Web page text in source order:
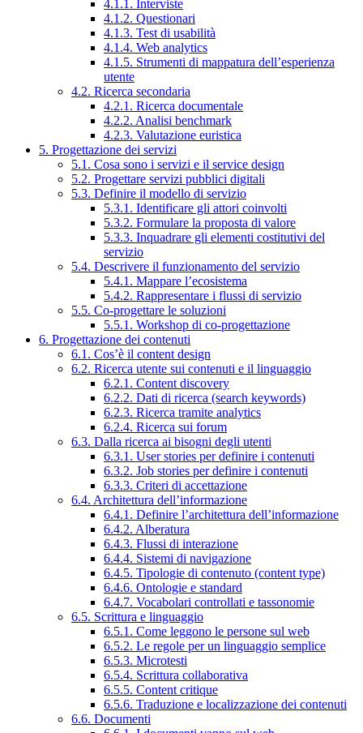
4.1.1. Interviste
4.1.2. Questionari
4.1.3. Test di usabilità
4.1.4. Web analytics
4.1.5. Strumenti di mappatura dell’esperienza
utente
4.2. Ricerca secondaria
4.2.1. Ricerca documentale
4.2.2. Analisi benchmark
4.2.3. Valutazione euristica
5. Progettazione dei servizi
5.1. Cosa sono i servizi e il service design
5.2. Progettare servizi pubblici digitali
5.3. Definire il modello di servizio
5.3.1. Identificare gli attori coinvolti
5.3.2. Formulare la proposta di valore
5.3.3. Inquadrare gli elementi costitutivi del
servizio
5.4. Descrivere il funzionamento del servizio
5.4.1. Mappare l’ecosistema
5.4.2. Rappresentare i flussi di servizio
5.5. Co-progettare le soluzioni
5.5.1. Workshop di co-progettazione
6. Progettazione dei contenuti
6.1. Cos’è il content design
6.2. Ricerca utente sui contenuti e il linguaggio
6.2.1. Content discovery
6.2.2. Dati di ricerca (search keywords)
6.2.3. Ricerca tramite analytics
6.2.4. Ricerca sui forum
6.3. Dalla ricerca ai bisogni degli utenti
6.3.1. User stories per definire i contenuti
6.3.2. Job stories per definire i contenuti
6.3.3. Criteri di accettazione
6.4. Architettura dell’informazione
6.4.1. Definire l’architettura dell’informazione
6.4.2. Alberatura
6.4.3. Flussi di interazione
6.4.4. Sistemi di navigazione
6.4.5. Tipologie di contenuto (content type)
6.4.6. Ontologie e standard
6.4.7. Vocabolari controllati e tassonomie
6.5. Scrittura e linguaggio
6.5.1. Come leggono le persone sul web
6.5.2. Le regole per un linguaggio semplice
6.5.3. Microtesti
6.5.4. Scrittura collaborativa
6.5.5. Content critique
6.5.6. Traduzione e localizzazione dei contenuti
6.6. Documenti